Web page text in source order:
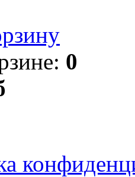
0